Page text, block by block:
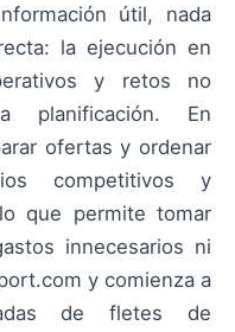
útil, nada
la ejecución en
y retos no
planificación. En
ofertas y ordenar
competitivos y
que permite tomar
innecesarios ni
y comienza a
de fletes de